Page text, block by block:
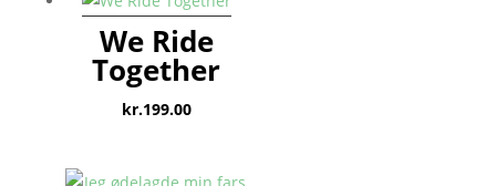
We Ride
Together
kr.199.00